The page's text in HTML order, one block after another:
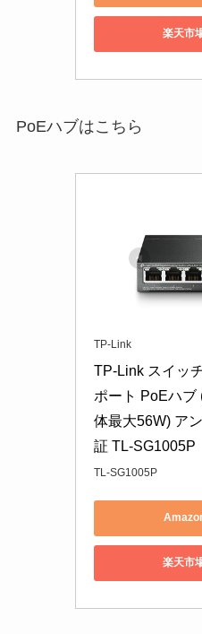
楽天市
PoEハブはこちら
TP-Link
TP-Link スイッ
ポート PoEハブ
体最大56W) ア
証 TL-SG1005P
TL-SG1005P
楽天市